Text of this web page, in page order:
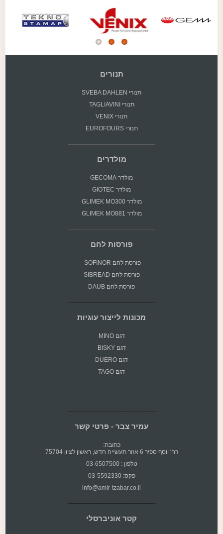
תנורים
תנורי SVEBA DAHLEN
תנורי TAGLIAVINI
תנורי VENIX
תנורי EUROFOURS
מולדרים
מולדר GECOMA
מולדר GIOTEC
מולדר GLIMEK MO300
מולדר GLIMEK MO881
פורסות לחם
פורסת לחם SOFINOR
פורסת לחם SIBREAD
פורסת לחם DAUB
מכונות לייצור עוגיות
דגם MINO
דגם BISKY
דגם DUERO
דגם TAGO
עמיר צבר - פרטי קשר
כתובת:
רח' יוסף ספיר 6 אזור תעשייה חדש, ראשון לציון 75704
טלפון : 03-6507500
פקס: 03-5592330
info@amir-tzabar.co.il
קטר אוניברסלי